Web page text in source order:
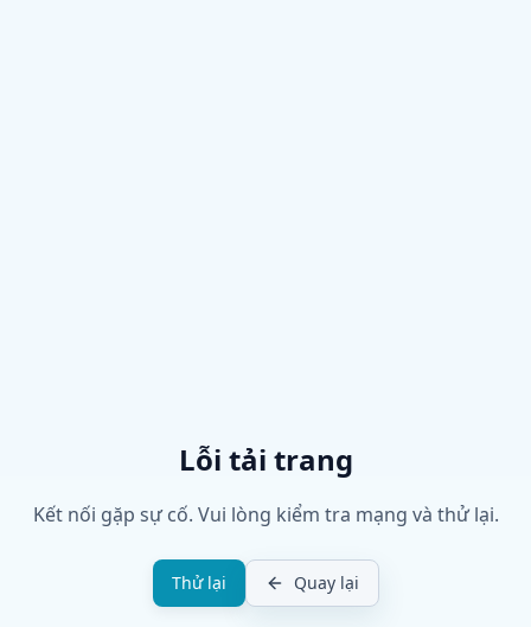
Lỗi tải trang
Kết nối gặp sự cố. Vui lòng kiểm tra mạng và thử lại.
Thử lại Quay lại